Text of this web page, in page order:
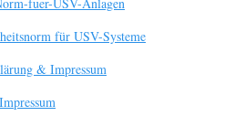
für USV-Systeme